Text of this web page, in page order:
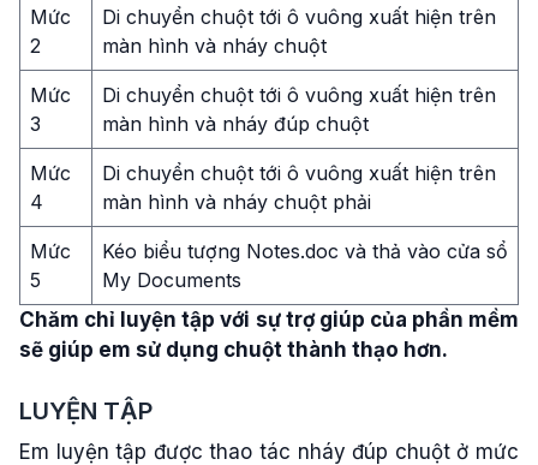
Mức
2
Di chuyển chuột tới ô vuông xuất hiện trên
màn hình và nháy chuột
Mức
3
Di chuyển chuột tới ô vuông xuất hiện trên
màn hình và nháy đúp chuột
Mức
4
Di chuyển chuột tới ô vuông xuất hiện trên
màn hình và nháy chuột phải
Mức
5
Kéo biểu tượng Notes.doc và thả vào cửa sổ
My Documents
Chăm chỉ luyện tập với sự trợ giúp của phần mềm
sẽ giúp em sử dụng chuột thành thạo hơn.
LUYỆN TẬP
Em luyện tập được thao tác nháy đúp chuột ở mức